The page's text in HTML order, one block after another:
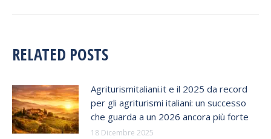
RELATED POSTS
Agriturismitaliani.it e il 2025 da record
per gli agriturismi italiani: un successo
che guarda a un 2026 ancora più forte
18 Dicembre 2025